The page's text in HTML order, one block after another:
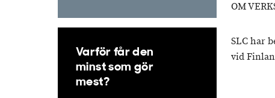
OM
SLC har
vid
Varför får den
minst som gör
mest?